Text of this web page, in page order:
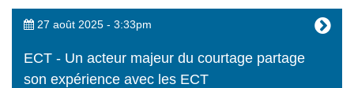
27 août 2025 - 3:33pm
ECT - Un acteur majeur du courtage partage
son expérience avec les ECT